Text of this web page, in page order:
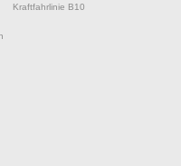
Kraftfahrlinie B10